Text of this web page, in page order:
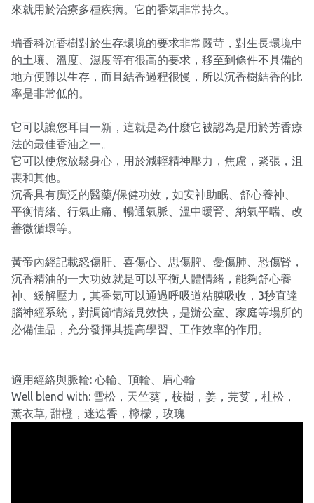
來就用於治療多種疾病。它的香氣非常持久。
瑞香科沉香樹對於生存環境的要求非常嚴苛，對生長環境中
的土壤、溫度、濕度等有很高的要求，移至到條件不具備的
地方便難以生存，而且結香過程很慢，所以沉香樹結香的比
率是非常低的。
它可以讓您耳目一新，這就是為什麼它被認為是用於芳香療
法的最佳香油之一。
它可以使您放鬆身心，用於減輕精神壓力，焦慮，緊張，沮
喪和其他。
沉香具有廣泛的醫藥/保健功效，如安神助眠、舒心養神、
平衡情緒、行氣止痛、暢通氣脈、溫中暖腎、納氣平喘、改
善微循環等。
黃帝內經記載怒傷肝、喜傷心、思傷脾、憂傷肺、恐傷腎，
沉香精油的一大功效就是可以平衡人體情緒，能夠舒心養
神、緩解壓力，其香氣可以通過呼吸道粘膜吸收，3秒直達
腦神經系統，對調節情緒見效快，是辦公室、家庭等場所的
必備佳品，充分發揮其提高學習、工作效率的作用。
適用經絡與脈輪: 心輪、頂輪、眉心輪
Well blend with: 雪松，天竺葵，桉樹，姜，芫荽，杜松，
薰衣草, 甜橙，迷迭香，檸檬，玫瑰